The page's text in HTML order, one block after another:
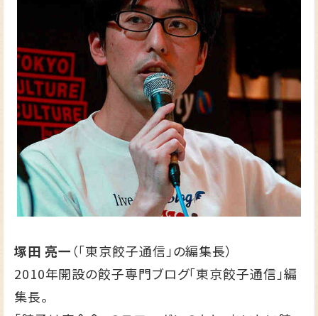
塚田 亮一（「東京餃子通信」の編集長）
2010年開設の餃子専門ブログ「東京餃子通信」編
集長。